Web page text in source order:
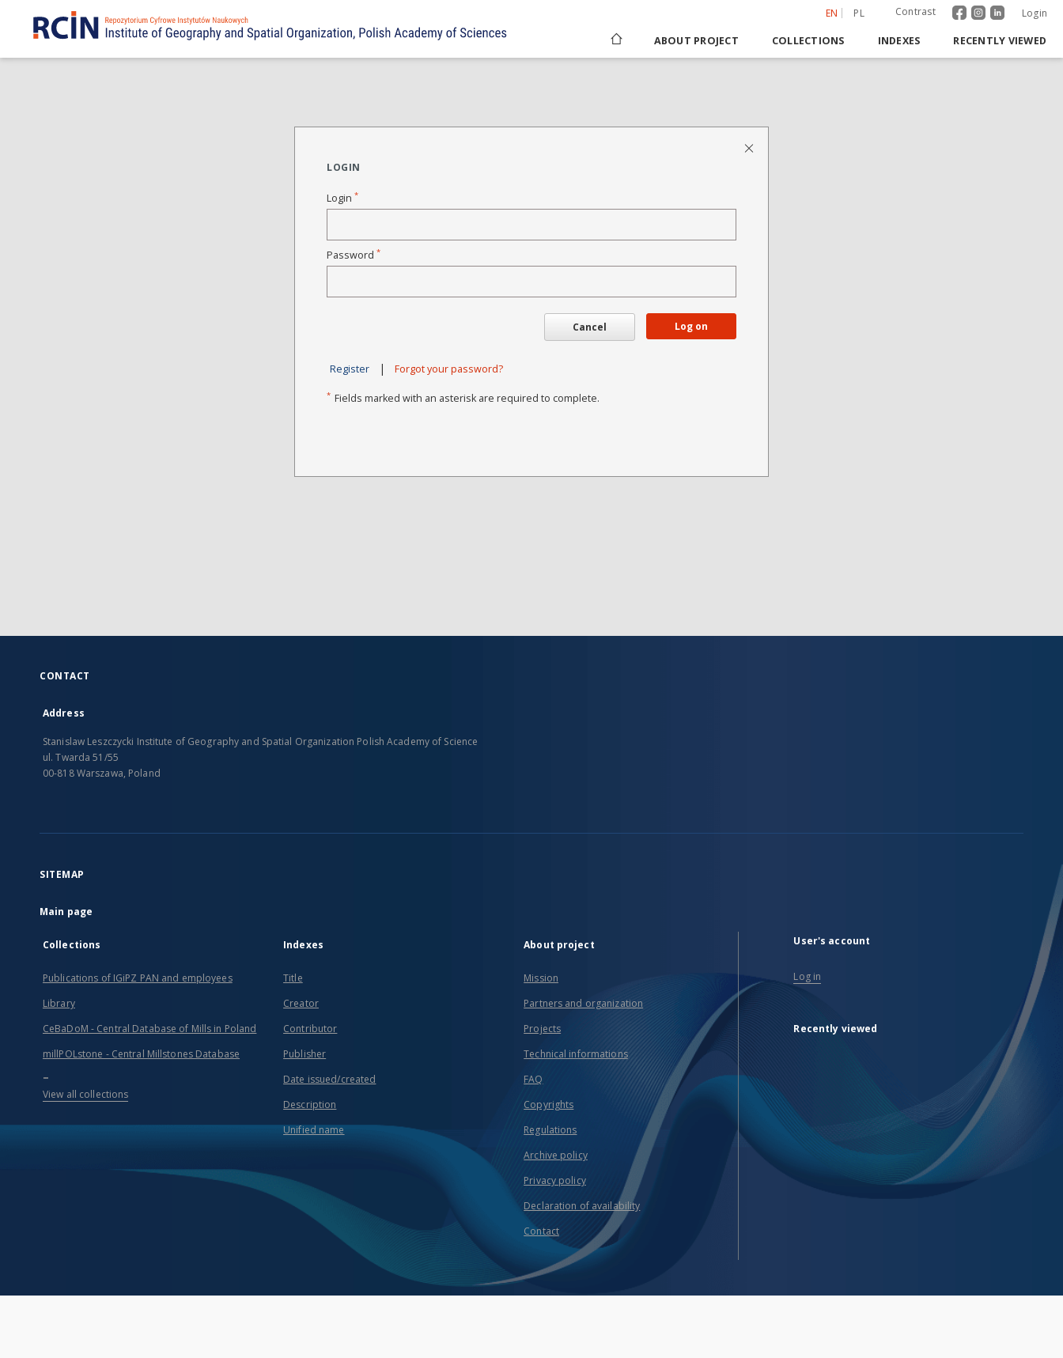
EN PL Contrast Login
ABOUT PROJECT COLLECTIONS INDEXES RECENTLY VIEWED
LOGIN
Login *
Password *
Cancel Log on
Register | Forgot your password?
* Fields marked with an asterisk are required to complete.
CONTACT
Address
Stanislaw Leszczycki Institute of Geography and Spatial Organization Polish Academy of Science
ul. Twarda 51/55
00-818 Warszawa, Poland
SITEMAP
Main page
Collections
Publications of IGiPZ PAN and employees
Library
CeBaDoM - Central Database of Mills in Poland
millPOLstone - Central Millstones Database
...
View all collections
Indexes
Title
Creator
Contributor
Publisher
Date issued/created
Description
Unified name
About project
Mission
Partners and organization
Projects
Technical informations
FAQ
Copyrights
Regulations
Archive policy
Privacy policy
Declaration of availability
Contact
User's account
Log in
Recently viewed